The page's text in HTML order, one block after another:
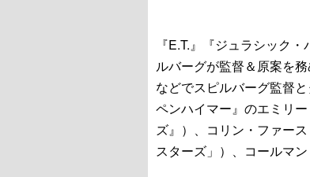
『E.T.』『ジュラシック
ルバーグが監督＆原案を
などでスピルバーグ監督
ペンハイマー』のエミリ
ズ』）、コリン・ファー
スターズ」）、コールマ